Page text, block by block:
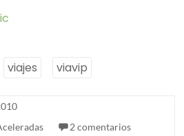
viajes viavip
2 comentarios